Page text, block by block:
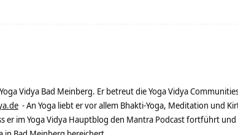
Vidya Bad Meinberg. Er betreut die Yoga Vidya
- An Yoga liebt er vor allem Bhakti-Yoga, Meditation und
er im Yoga Vidya Hauptblog den Mantra Podcast fortführt